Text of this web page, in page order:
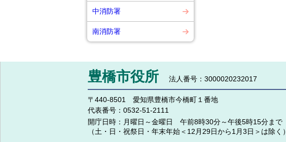
中消防署
南消防署
豊橋市役所 法人番号：3000020232017
〒440-8501 愛知県豊橋市今橋町１番地
代表番号： 0532-51-2111
開庁日時： 月曜日～金曜日 午前8時30分～午後5時15分まで
（土・日・祝祭日・年末年始＜12月29日から1月3日＞は除く）